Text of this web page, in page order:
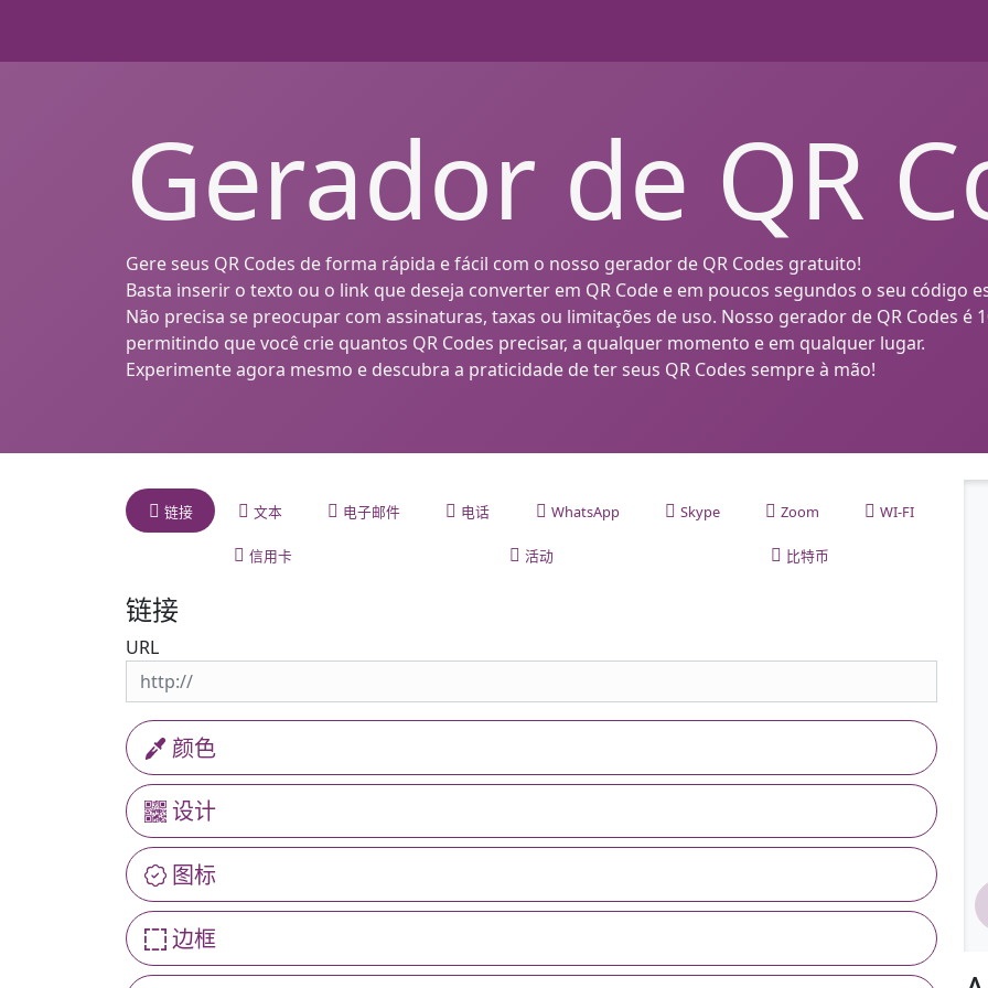
Gerador de QR
Gere seus QR Codes de forma rápida e fácil com o nosso gerador de QR Codes gratuito!
Basta inserir o texto ou o link que deseja converter em QR Code e em poucos segundos o seu código
Não precisa se preocupar com assinaturas, taxas ou limitações de uso. Nosso gerador de QR Codes é
permitindo que você crie quantos QR Codes precisar, a qualquer momento e em qualquer lugar.
Experimente agora mesmo e descubra a praticidade de ter seus QR Codes sempre à mão!
链接 文本 电子邮件 电话 WhatsApp Skype Zoom WI-FI
信用卡 活动 比特币
链接
URL
颜色
设计
图标
边框